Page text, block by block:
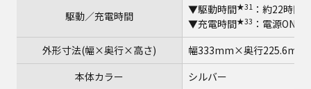
駆動／充電時間 ▼駆動時間★31 ：約22時間
▼充電時間★33 ：電源ON
外形寸法(幅×奥行×高さ)
幅333mm×奥行
本体カラー
シルバー